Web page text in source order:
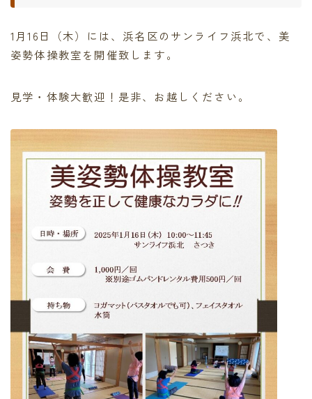
1月16日（木）には、浜名区のサンライフ浜北で、美
姿勢体操教室を開催致します。
見学・体験大歓迎！是非、お越しください。